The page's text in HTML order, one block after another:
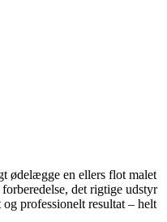
ødelægge en ellers flot malet
det rigtige udstyr
professionelt resultat – helt